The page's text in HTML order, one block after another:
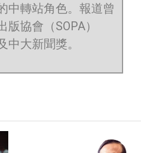
中轉站角色。報道曾
協會（SOPA）
中大新聞獎。